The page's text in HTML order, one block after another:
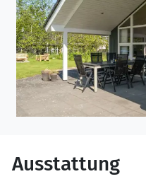
Die
In
Ausstattung